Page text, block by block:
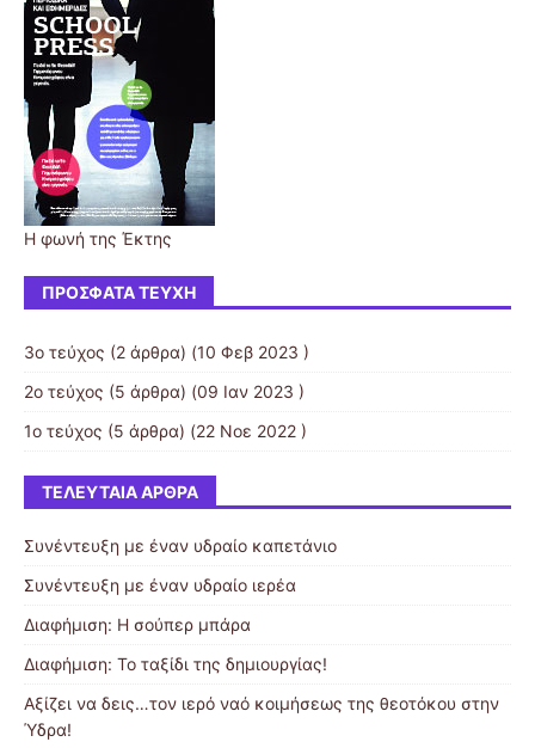
Η φωνή της Έκτης
ΠΡΌΣΦΑΤΑ ΤΕΎΧΗ
3ο τεύχος (2 άρθρα) (10 Φεβ 2023 )
2ο τεύχος (5 άρθρα) (09 Ιαν 2023 )
1ο τεύχος (5 άρθρα) (22 Νοε 2022 )
ΤΕΛΕΥΤΑΊΑ ΆΡΘΡΑ
Συνέντευξη με έναν υδραίο καπετάνιο
Συνέντευξη με έναν υδραίο ιερέα
Διαφήμιση: Η σούπερ μπάρα
Διαφήμιση: Το ταξίδι της δημιουργίας!
Αξίζει να δεις…τον ιερό ναό κοιμήσεως της θεοτόκου στην
Ύδρα!